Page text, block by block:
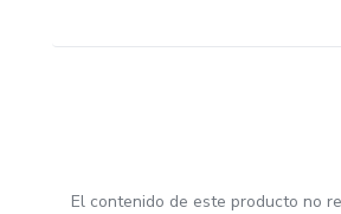
El contenido de este producto no